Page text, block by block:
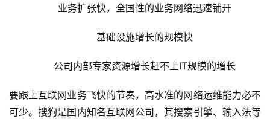
业务扩张快，全国性的业务网络迅速铺开
基础设施增长的规模快
公司内部专家资源增长赶不上IT规模的增长
要跟上互联网业务飞快的节奏，高水准的网络运维能力必不
可少。搜狗是国内知名互联网公司，其搜索引擎、输入法等